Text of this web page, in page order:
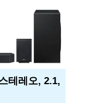
테레오, 2.1,